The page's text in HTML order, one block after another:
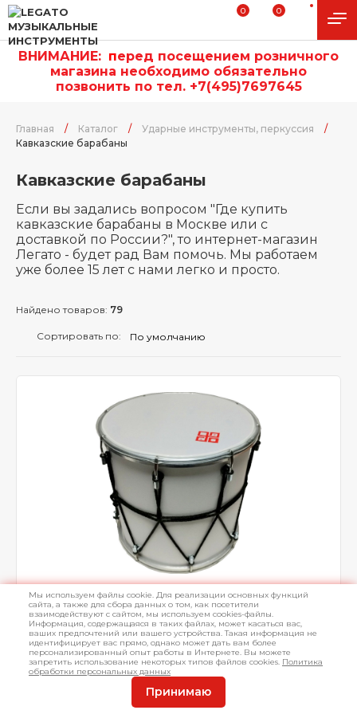
0 0
ВНИМАНИЕ: перед посещением розничного
магазина необходимо обязательно
позвонить по тел. +7(495)7697645
Главная / Каталог / Ударные инструменты, перкуссия
/
Кавказские барабаны
Кавказские барабаны
Если вы задались вопросом "Где купить
кавказские барабаны в Москве или с
доставкой по России?", то интернет-магазин
Легато - будет рад Вам помочь. Мы работаем
уже более 15 лет с нами легко и просто.
Найдено товаров: 79
Сортировать по:
Кавказский барабан Мастерская Бехтеревых
BK-10Bv
Кавказский барабан; диаметр: 10"; высота: 25 см;
материал корпуса: сухогнутая березовая фанера;
веревка; толщина обечайки: 3-4 мм; цвет: белый
Мы используем файлы cookie. Для реализации основных функций
сайта, а также для сбора данных о том, как посетители
взаимодействуют с сайтом, мы используем cookies-файлы.
Информация, содержащаяся в таких файлах, может касаться вас,
ваших предпочтений или вашего устройства. Такая информация не
идентифицирует вас прямо, однако может дать вам более
персонализированный опыт работы в Интернете. Вы можете
запретить использование некоторых типов файлов cookies. Политика
обработки персональных данных
Принимаю